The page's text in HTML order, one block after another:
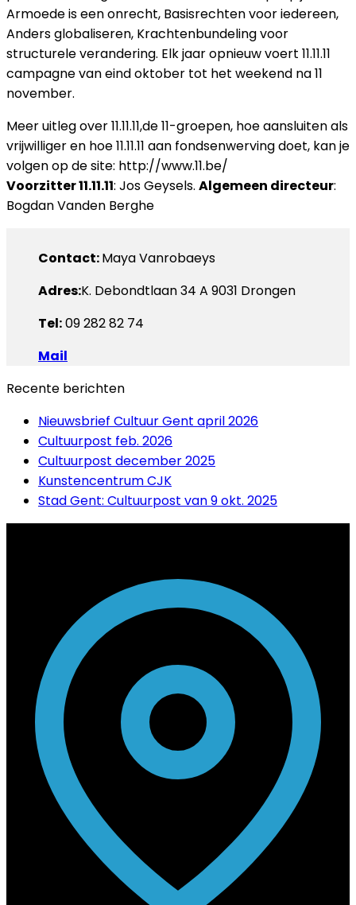
Armoede is een onrecht, Basisrechten voor iedereen,
Anders globaliseren, Krachtenbundeling voor
structurele verandering. Elk jaar opnieuw voert 11.11.11
campagne van eind oktober tot het weekend na 11
november.
Meer uitleg over 11.11.11,de 11-groepen, hoe aansluiten als
vrijwilliger en hoe 11.11.11 aan fondsenwerving doet, kan je
volgen op de site: http://www.11.be/
Voorzitter 11.11.11: Jos Geysels. Algemeen directeur:
Bogdan Vanden Berghe
Contact:Maya Vanrobaeys
Adres:K. Debondtlaan 34 A 9031 Drongen
Tel:09 282 82 74
Mail
Recente berichten
Nieuwsbrief Cultuur Gent april 2026
Cultuurpost feb. 2026
Cultuurpost december 2025
Kunstencentrum CJK
Stad Gent: Cultuurpost van 9 okt. 2025